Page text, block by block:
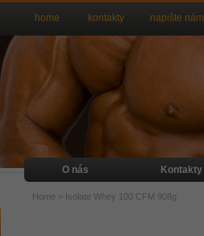
home kontakty napište nám
O nás Kontakty
Home > Isolate Whey 100 CFM 908g